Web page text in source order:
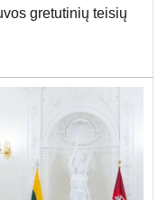
gretutinių teisių